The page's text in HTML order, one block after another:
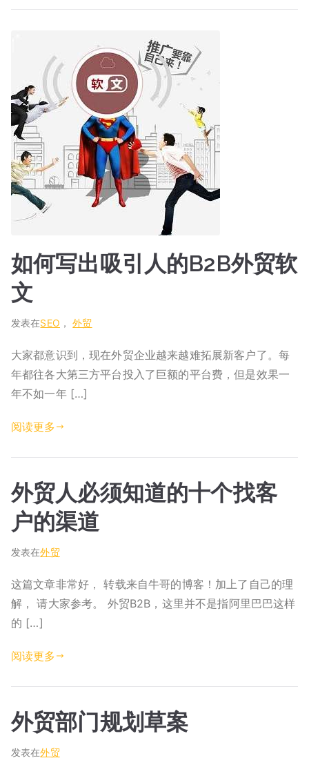
如何写出吸引人的B2B外贸软
文
发表在SEO ，外贸
大家都意识到，现在外贸企业越来越难拓展新客户了。每
年都往各大第三方平台投入了巨额的平台费，但是效果一
年不如一年 […]
阅读更多
外贸人必须知道的十个找客
户的渠道
发表在外贸
这篇文章非常好， 转载来自牛哥的博客！加上了自己的理
解， 请大家参考。 外贸B2B，这里并不是指阿里巴巴这样
的 […]
阅读更多
外贸部门规划草案
发表在外贸